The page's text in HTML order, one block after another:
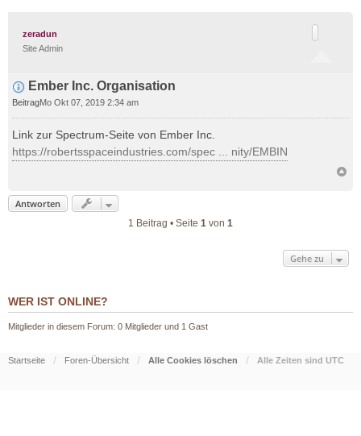
zeradun
Site Admin
Ember Inc. Organisation
BeitragMo Okt 07, 2019 2:34 am
Link zur Spectrum-Seite von Ember Inc.
https://robertsspaceindustries.com/spec ... nity/EMBIN
Antworten
1 Beitrag • Seite 1 von 1
Gehe zu
WER IST ONLINE?
Mitglieder in diesem Forum: 0 Mitglieder und 1 Gast
Startseite Foren-Übersicht Alle Cookies löschen Alle Zeiten sind UTC